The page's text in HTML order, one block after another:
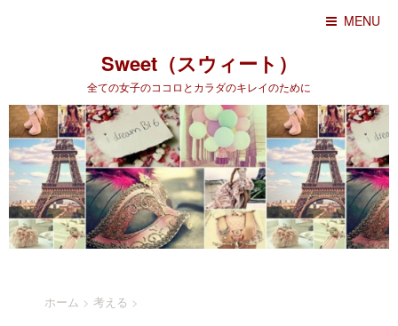
MENU
Sweet（スウィート）
全ての女子のココロとカラダのキレイのために
ホーム > 考える >